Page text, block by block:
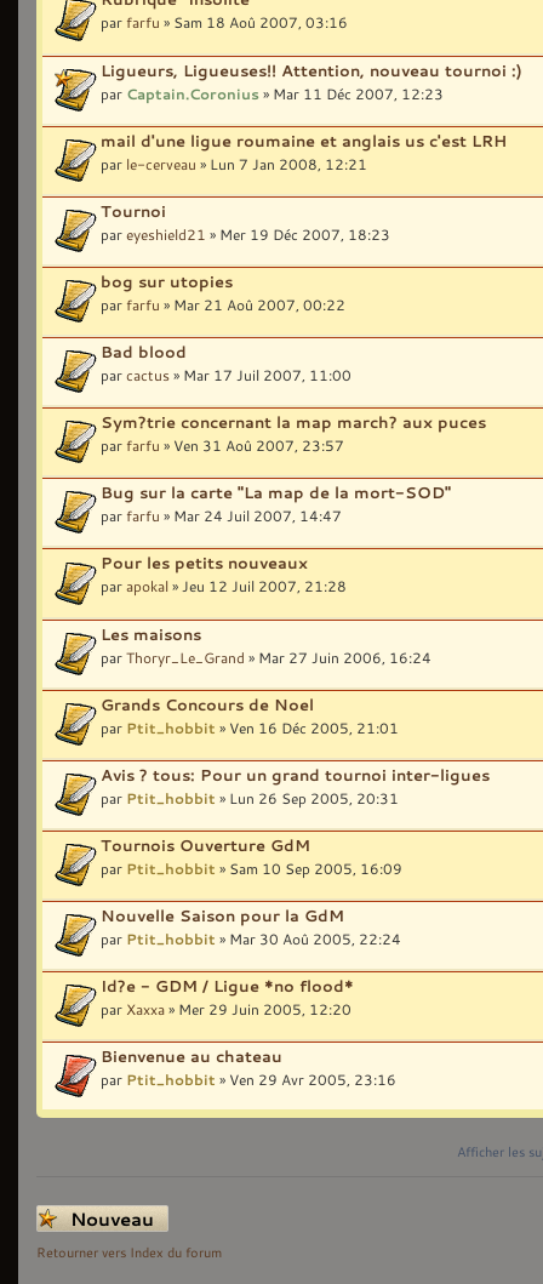
parfarfu » Sam 18 Aoû 2007, 03:16
Ligueurs, Ligueuses!! Attention, nouveau tournoi :)
par Captain.Coronius» Mar 11 Déc 2007, 12:23
mail d'une ligue roumaine et anglais us c'est LRH
par le-cerveau » Lun 7 Jan 2008, 12:21
Tournoi
pareyeshield21 » Mer 19 Déc 2007, 18:23
bog sur utopies
parfarfu » Mar 21 Aoû 2007, 00:22
Bad blood
parcactus» Mar 17 Juil 2007, 11:00
Sym?trie concernant la map march? aux puces
parfarfu » Ven 31 Aoû 2007, 23:57
Bug sur la carte "La map de la mort-SOD"
parfarfu » Mar 24 Juil 2007, 14:47
Pour les petits nouveaux
parapokal» Jeu 12 Juil 2007, 21:28
Les maisons
parThoryr_Le_Grand » Mar 27 Juin 2006, 16:24
Grands Concours de Noel
par Ptit_hobbit » Ven 16 Déc 2005, 21:01
Avis ? tous: Pour un grand tournoi inter-ligues
par Ptit_hobbit » Lun 26 Sep 2005, 20:31
Tournois Ouverture GdM
par Ptit_hobbit » Sam 10 Sep 2005, 16:09
Nouvelle Saison pour la GdM
par Ptit_hobbit » Mar 30 Aoû 2005, 22:24
Id?e - GDM / Ligue *no flood*
par Xaxxa» Mer 29 Juin 2005, 12:20
Bienvenue au chateau
par Ptit_hobbit » Ven 29 Avr 2005, 23:16
Afficher les
Écrire un nouveau
sujet
Retourner vers Index du forum